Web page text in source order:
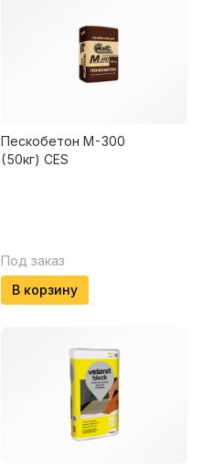
Пескобетон М-300
(50кг) CES
Под заказ
В корзину